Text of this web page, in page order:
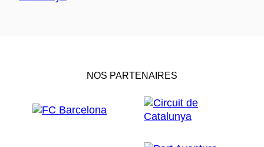
NOS PARTENAIRES